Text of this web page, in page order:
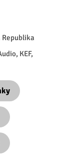
Republika
KEF,